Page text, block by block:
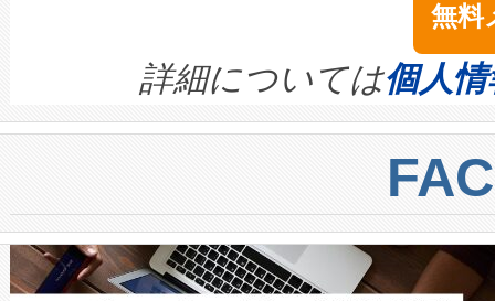
きます。この効率性は、フェ
ます。 Voltaiq provides a
quality and reliability for AI
BESS stack to ensure battery
centers. Voltaiqは、ai&のAI
からシステム統合、試運転、
クルの各段階のデータを監視
[…]
イズの小径化を実現すること
す。ノーマルモードでは、
ートル先まで検出でき、これ
トに対して約600メートルに
では、反射率10％のターゲッ
で向上し、最大検知距離は
無料
詳細については個人